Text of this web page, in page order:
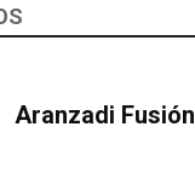
Aranzadi Fusión